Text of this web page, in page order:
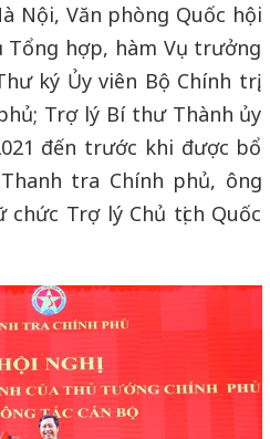
Nội, Văn phòng Quốc hội
Tổng hợp, hàm Vụ trưởng
ký Ủy viên Bộ Chính trị,
Trợ lý Bí thư Thành ủy
đến trước khi được bổ
tra Chính phủ, ông
chức Trợ lý Chủ tịch Quốc